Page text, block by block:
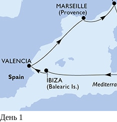
День 1